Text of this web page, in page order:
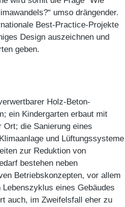
umso drängender.
Best-Practice-Projekte
Design auszeichnen und
geben.
Holz-Beton-
ein Kindergarten erbaut mit
die Sanierung eines
und Lüftungssysteme
zur Reduktion von
bestehen neben
Betriebskonzepten, vor allem
eines Gebäudes
auch, im Zweifelsfall eher zu